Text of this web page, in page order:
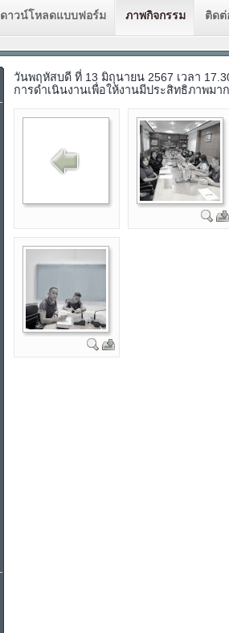
ดาวน์โหลดแบบฟอร์ม ภาพกิจกรรม ติด
วันพฤหัสบดี ที่ 13 มิถุนายน 2567 เวลา
การดำเนินงานเพื่อให้งานมีประสิทธิภาพ